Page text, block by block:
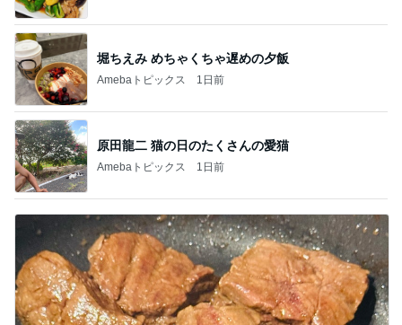
堀ちえみ めちゃくちゃ遅めの夕飯
Amebaトピックス 1日前
原田龍二 猫の日のたくさんの愛猫
Amebaトピックス 1日前